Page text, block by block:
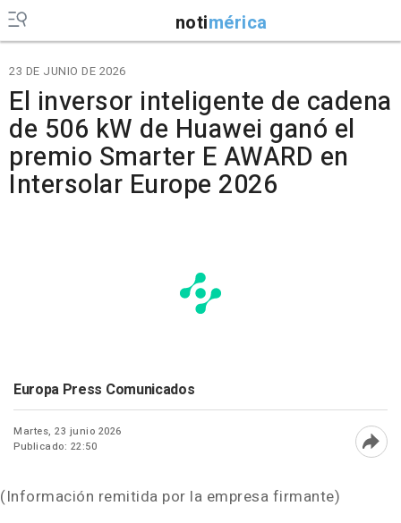
notimérica
23 DE JUNIO DE 2026
El inversor inteligente de cadena
de 506 kW de Huawei ganó el
premio Smarter E AWARD en
Intersolar Europe 2026
Europa Press Comunicados
Martes, 23 junio 2026
Publicado: 22:50
(Información remitida por la empresa firmante)